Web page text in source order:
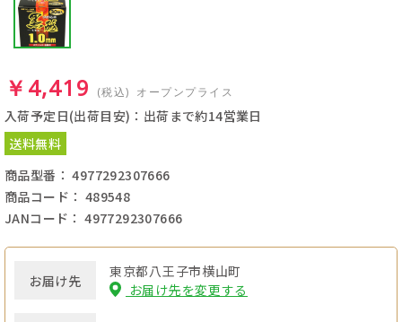
￥4,419 (税込) オープンプライス
入荷予定日(出荷目安)：出荷まで約14営業日
送料無料
商品型番： 4977292307666
商品コード： 489548
JANコード： 4977292307666
お届け先
東京都八王子市横山町
お届け先を変更する